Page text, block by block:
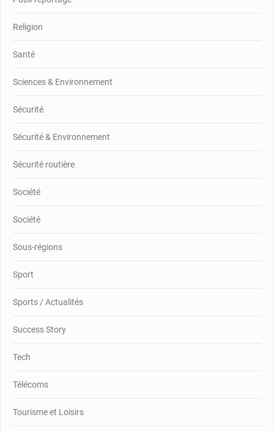
Religion
Santé
Sciences & Environnement
Sécurité
Sécurité & Environnement
Sécurité routière
Société
Société
Sous-régions
Sport
Sports / Actualités
Success Story
Tech
Télécoms
Tourisme et Loisirs